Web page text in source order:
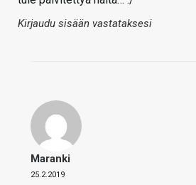
Kirjaudu sisään vastataksesi
Maranki
25.2.2019